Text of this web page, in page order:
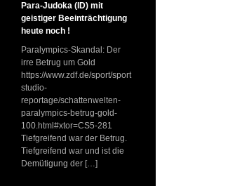
Para-Judoka (ID) mit
geistiger Beeinträchtigung
heute noch !
Paralympics-Skandal: Der
irre Betrug um Gold
https://www.zdf.de/sport/sport
studio-
reportage/schattenwelten-
paralympics-betrug-gold-
100.html#xtor=CS5-281
Tiefgreifend war der Betrug.
Tiefgreifend war und ist die
Demütigung der […]